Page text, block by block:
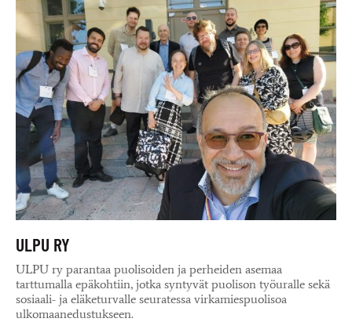
ULPU RY
ULPU ry parantaa puolisoiden ja perheiden asemaa
tarttumalla epäkohtiin, jotka syntyvät puolison työuralle sekä
sosiaali- ja eläketurvalle seuratessa virkamiespuolisoa
ulkomaanedustukseen.